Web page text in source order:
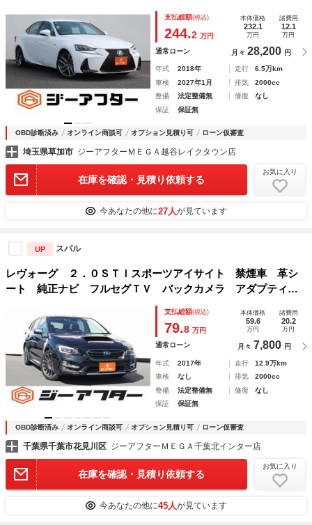
レーダークルーズコントロール パワーシート シートエアコ
ン シートヒーター ブラインドスポットモニター
支払総額(税込)
244.2 万円
本体価格
232.1
万円
諸費用
12.1
万円
通常ローン 月々 28,200 円
年式 2018年 走行
6.5万km
車検
2027年1月 排気
2000cc
整備
法定整備無 修復
なし
保証
保証無
OBD診断済み オンライン商談可 オプション見積り可 ローン仮審査
埼玉県草加市 ジーアフターＭＥＧＡ越谷レイクタウン店
在庫を確認・見積り依頼する
お気に入り
今あなたの他に27人が見ています
UP スバル
レヴォーグ ２．０ＳＴＩスポーツアイサイト 禁煙車 革シ
ート 純正ナビ フルセグＴＶ バックカメラ アダプティブ
クルーズコントロール ＬＥＤヘッドライト アイサイト パ
ワーシート シートヒーター クリアランスソナー ＥＴＣ
支払総額(税込)
79.8 万円
本体価格
59.6
万円
諸費用
20.2
万円
通常ローン 月々 7,800 円
年式 2017年 走行
12.9万km
車検
なし 排気
2000cc
整備
法定整備無 修復
なし
保証
保証無
OBD診断済み オンライン商談可 オプション見積り可 ローン仮審査
千葉県千葉市花見川区 ジーアフターＭＥＧＡ千葉北インター店
在庫を確認・見積り依頼する
お気に入り
今あなたの他に45人が見ています